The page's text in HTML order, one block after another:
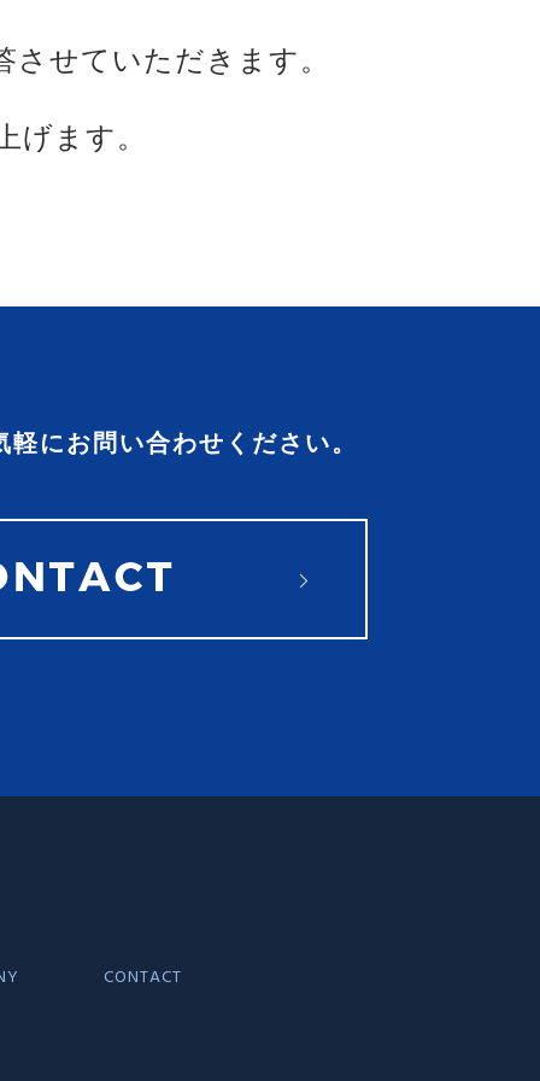
せていただきます。
げます。
軽にお問い合わせください。
CONTACT